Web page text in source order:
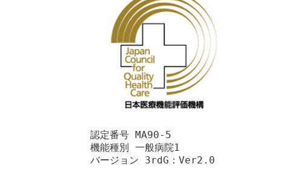
認定番号 MA90-5
機能種別 一般病院1
バージョン 3rdG：Ver2.0